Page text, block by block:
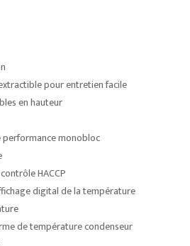
pour entretien facile
en hauteur
monobloc
HACCP
digital de la température
de température condenseur